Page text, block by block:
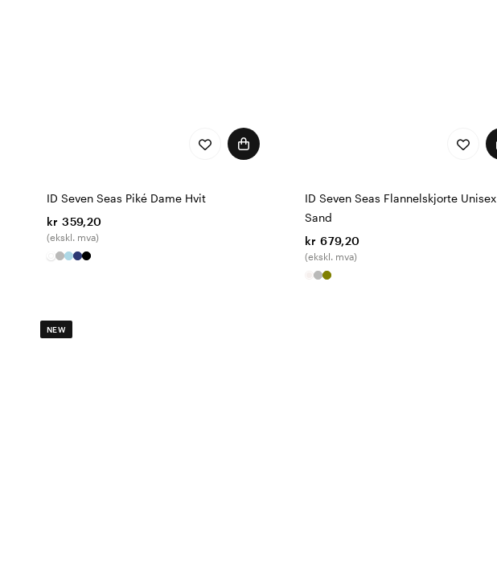
ID Seven Seas Piké Dame Hvit
kr 359,20
(ekskl. mva)
ID Seven Seas Flannelskjorte Unisex
Sand
kr 679,20
(ekskl. mva)
NEW